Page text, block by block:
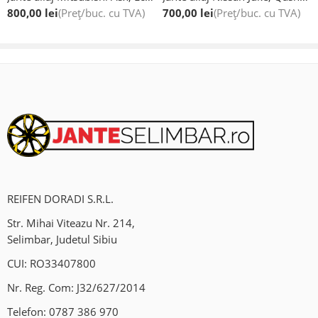
800,00 lei(Preț/buc. cu TVA) 700,00 lei(Preț/buc. cu TVA)
REIFEN DORADI S.R.L.
Str. Mihai Viteazu Nr. 214,
Selimbar, Judetul Sibiu
CUI: RO33407800
Nr. Reg. Com: J32/627/2014
Telefon: 0787 386 970